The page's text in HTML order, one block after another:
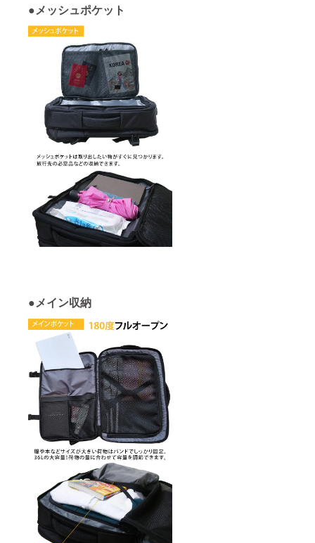
●メッシュポケット
●メイン収納